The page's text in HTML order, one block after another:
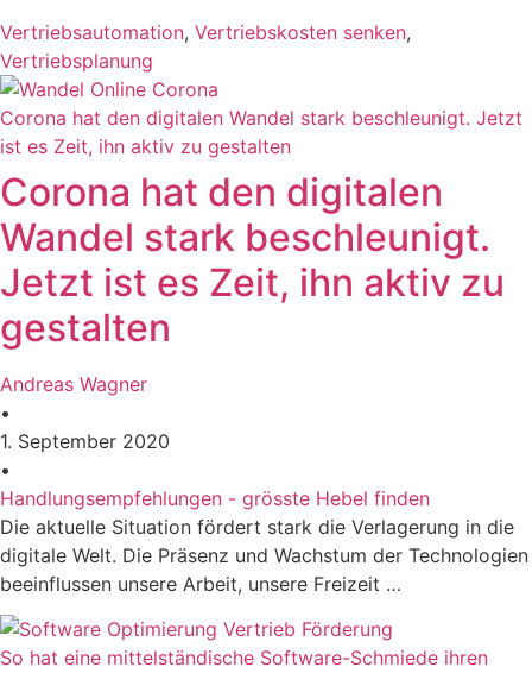
Vertriebsautomation, Vertriebskosten senken,
Vertriebsplanung
Corona hat den digitalen Wandel stark beschleunigt. Jetzt
ist es Zeit, ihn aktiv zu gestalten
Corona hat den digitalen
Wandel stark beschleunigt.
Jetzt ist es Zeit, ihn aktiv zu
gestalten
Andreas Wagner
•
1. September 2020
•
Handlungsempfehlungen - grösste Hebel finden
Die aktuelle Situation fördert stark die Verlagerung in die
digitale Welt. Die Präsenz und Wachstum der Technologien
beeinflussen unsere Arbeit, unsere Freizeit …
So hat eine mittelständische Software-Schmiede ihren